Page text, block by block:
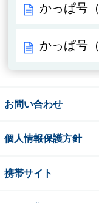
かっぱ号
かっぱ号
お問い合わせ
個人情報保護方針
携帯サイト